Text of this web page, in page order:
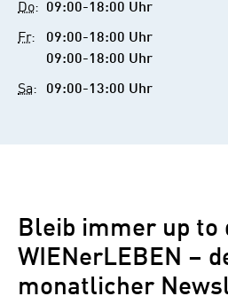
Do: 09:00-18:00 Uhr
Fr:
09:00-18:00 Uhr
09:00-18:00 Uhr
Sa: 09:00-13:00 Uhr
Bleib immer up to
WIENerLEBEN –
monatlicher